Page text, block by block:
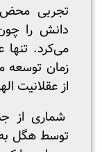
تجربی
دانش را
می‌کرد.
زمان توسعه
از عقلانیت
شماری از
توسط هگل